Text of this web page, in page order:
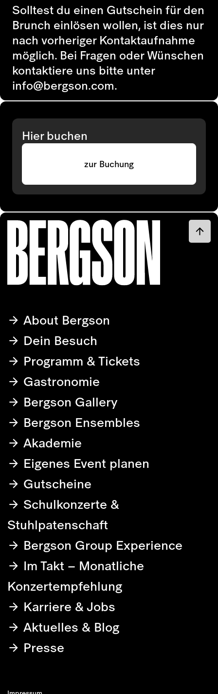
Solltest du einen Gutschein für den
Brunch einlösen wollen, ist dies nur
nach vorheriger Kontaktaufnahme
möglich. Bei Fragen oder Wünschen
kontaktiere uns bitte unter
info@bergson.com.
Hier buchen
zur Buchung
About Bergson
Dein Besuch
Programm & Tickets
Gastronomie
Bergson Gallery
Bergson Ensembles
Akademie
Eigenes Event planen
Gutscheine
Schulkonzerte &
Stuhlpatenschaft
Bergson Group Experience
Im Takt – Monatliche
Konzertempfehlung
Karriere & Jobs
Aktuelles & Blog
Presse